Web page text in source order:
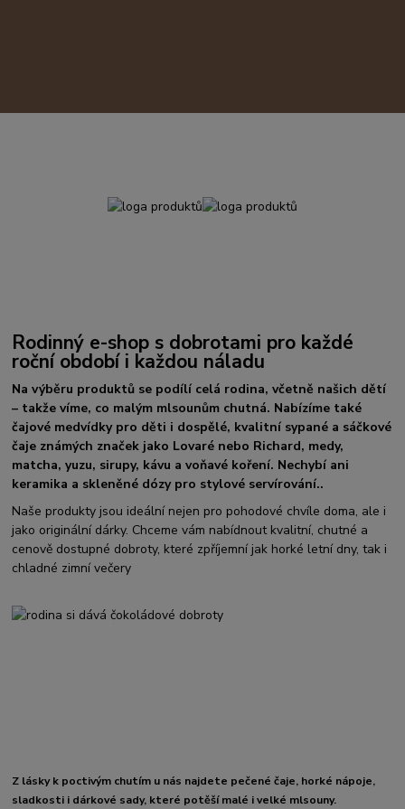
Rodinný e-shop s dobrotami pro každé
roční období i každou náladu
Na výběru produktů se podílí celá rodina, včetně našich dětí
– takže víme, co malým mlsounům chutná. Nabízíme také
čajové medvídky pro děti i dospělé, kvalitní sypané a sáčkové
čaje známých značek jako Lovaré nebo Richard, medy,
matcha, yuzu, sirupy, kávu a voňavé koření. Nechybí ani
keramika a skleněné dózy pro stylové servírování..
Naše produkty jsou ideální nejen pro pohodové chvíle doma, ale i
jako originální dárky. Chceme vám nabídnout kvalitní, chutné a
cenově dostupné dobroty, které zpříjemní jak horké letní dny, tak i
chladné zimní večery
Z lásky k poctivým chutím u nás najdete pečené čaje, horké nápoje,
sladkosti i dárkové sady, které potěší malé i velké mlsouny.